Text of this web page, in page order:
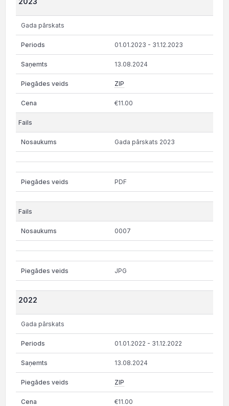
Gada pārskats
01.01.2023 - 31.12.2023
13.08.2024
ZIP
€11.00
Gada pārskats 2023
PDF
0007
JPG
2022
Gada pārskats
01.01.2022 - 31.12.2022
13.08.2024
ZIP
€11.00